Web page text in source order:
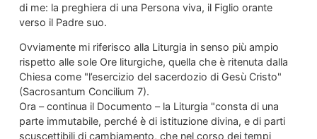
di me: la preghiera di una Persona viva, il Figlio orante
verso il Padre suo.
Ovviamente mi riferisco alla Liturgia in senso più ampio
rispetto alle sole Ore liturgiche, quella che è ritenuta dalla
Chiesa come "l’esercizio del sacerdozio di Gesù Cristo"
(Sacrosantum Concilium 7).
Ora – continua il Documento – la Liturgia "consta di una
parte immutabile, perché è di istituzione divina, e di parti
scuscettibili di cambiamento, che nel corso dei tempi